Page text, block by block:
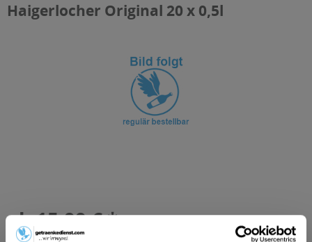
Haigerlocher Original 20 x 0,5l
ab 15,99 € *
Inhalt:10 Liter (1,60 € * / 1 Liter)